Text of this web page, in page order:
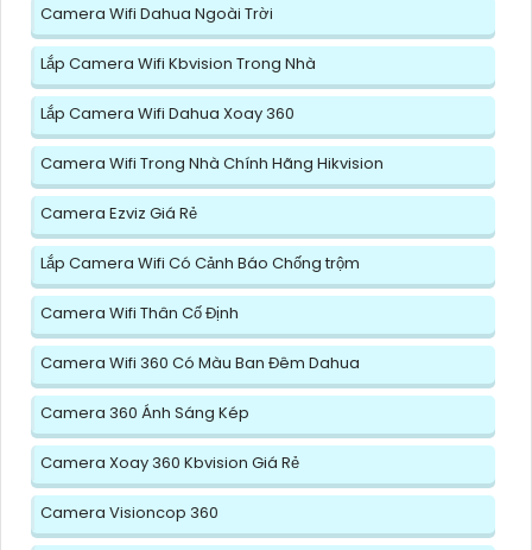
Camera Wifi Dahua Ngoài Trời
Lắp Camera Wifi Kbvision Trong Nhà
Lắp Camera Wifi Dahua Xoay 360
Camera Wifi Trong Nhà Chính Hãng Hikvision
Camera Ezviz Giá Rẻ
Lắp Camera Wifi Có Cảnh Báo Chống trộm
Camera Wifi Thân Cố Định
Camera Wifi 360 Có Màu Ban Đêm Dahua
Camera 360 Ánh Sáng Kép
Camera Xoay 360 Kbvision Giá Rẻ
Camera Visioncop 360